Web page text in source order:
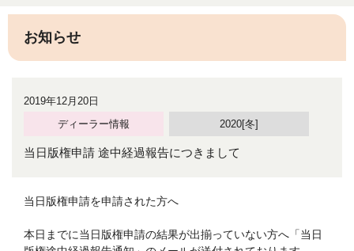
お知らせ
2019年12月20日
ディーラー情報
2020[冬]
当日版権申請 途中経過報告につきまして
当日版権申請を申請された方へ
本日までに当日版権申請の結果が出揃っていない方へ「当日